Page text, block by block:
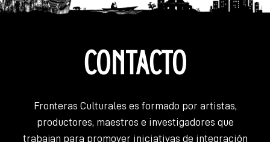
CONTACTO
Fronteras Culturales es formado por artistas,
productores, maestros e investigadores que
trabajan para promover iniciativas de integración